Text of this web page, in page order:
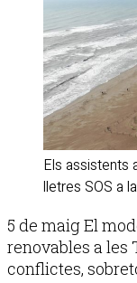
Els assistents
lletres SOS a
5 de maig El
renovables a les
conflictes,